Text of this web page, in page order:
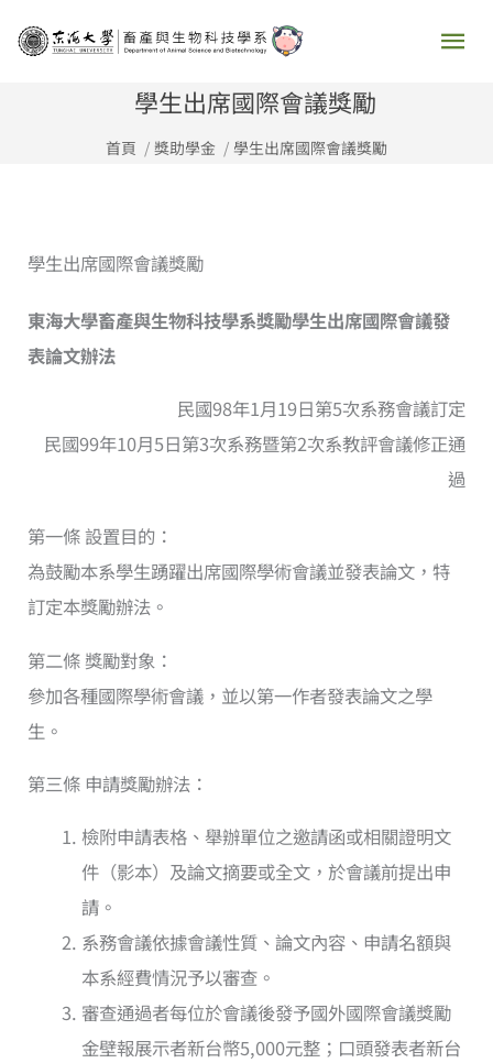
主
學生出席國際會議獎勵
首頁 獎助學金 學生出席國際會議獎勵
學生出席國際會議獎勵
東海大學畜產與生物科技學系獎勵學生出席國際會議發
表論文辦法
民國98年1月19日第5次系務會議訂定
民國99年10月5日第3次系務暨第2次系教評會議修正通
過
第一條 設置目的：
為鼓勵本系學生踴躍出席國際學術會議並發表論文，特
訂定本獎勵辦法。
第二條 獎勵對象：
參加各種國際學術會議，並以第一作者發表論文之學
生。
第三條 申請獎勵辦法：
檢附申請表格、舉辦單位之邀請函或相關證明文
件（影本）及論文摘要或全文，於會議前提出申
請。
系務會議依據會議性質、論文內容、申請名額與
本系經費情況予以審查。
審查通過者每位於會議後發予國外國際會議獎勵
金壁報展示者新台幣5,000元整；口頭發表者新台